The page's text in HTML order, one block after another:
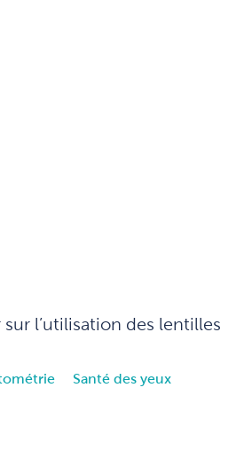
sur l’utilisation des lentilles
Santé des yeux